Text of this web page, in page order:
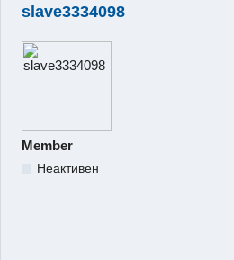
slave3334098
Member
Неактивен